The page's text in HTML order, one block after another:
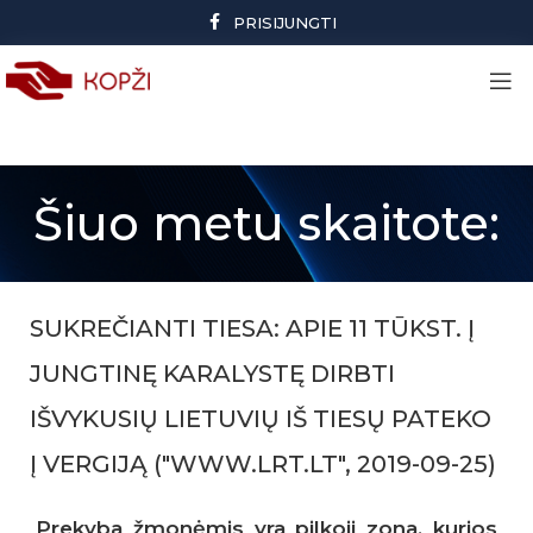
PRISIJUNGTI
Šiuo metu skaitote:
SUKREČIANTI TIESA: APIE 11 TŪKST. Į
JUNGTINĘ KARALYSTĘ DIRBTI
IŠVYKUSIŲ LIETUVIŲ IŠ TIESŲ PATEKO
Į VERGIJĄ ("WWW.LRT.LT", 2019-09-25)